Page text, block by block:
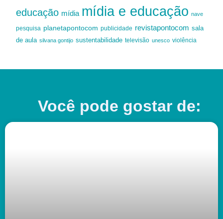
educação mídia mídia e educação nave
pesquisa planetapontocom publicidade revistapontocom sala
de aula silvana gontijo sustentabilidade televisão unesco violência
Você pode gostar de: